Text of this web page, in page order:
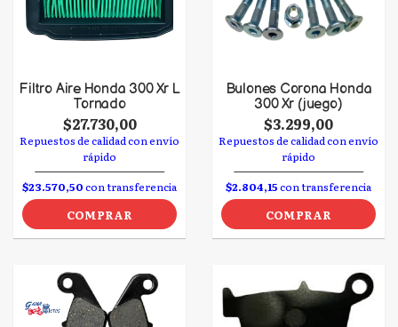
Filtro Aire Honda 300 Xr L
Tornado
$27.730,00
Repuestos de calidad con envío
rápido
$23.570,50con transferencia
COMPRAR
Bulones Corona Honda
300 Xr (juego)
$3.299,00
Repuestos de calidad con envío
rápido
$2.804,15con transferencia
COMPRAR